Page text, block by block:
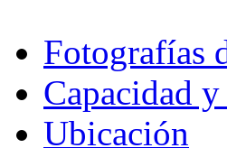
Fotografías
Capacidad y
Ubicación